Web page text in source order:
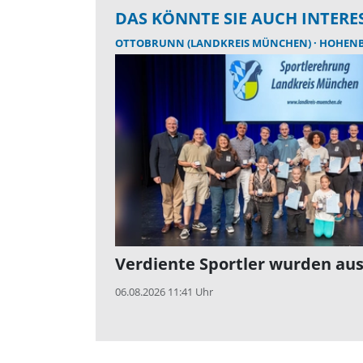
DAS KÖNNTE SIE AUCH
OTTOBRUNN (LANDKREIS MÜNCHEN)
Verdiente Sportler wurden
06.08.2026 11:41 Uhr